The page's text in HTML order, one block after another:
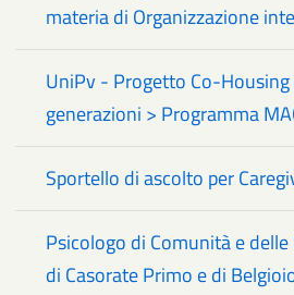
materia di Organizzazione
UniPv - Progetto Co-Housing
generazioni > Programma
Sportello di ascolto per
Psicologo di Comunità e delle
di Casorate Primo e di